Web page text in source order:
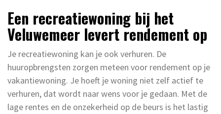
Een recreatiewoning bij het
Veluwemeer levert rendement op
Je recreatiewoning kan je ook verhuren. De
huuropbrengsten zorgen meteen voor rendement op je
vakantiewoning. Je hoeft je woning niet zelf actief te
verhuren, dat wordt naar wens voor je gedaan. Met de
lage rentes en de onzekerheid op de beurs is het lastig